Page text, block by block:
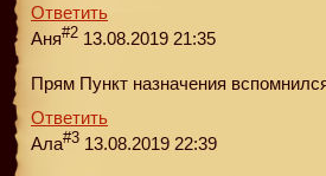
Ответить
Аня#2 13.08.2019 21:35
Прям Пункт назначения
Ответить
Ала#3 13.08.2019 22:39